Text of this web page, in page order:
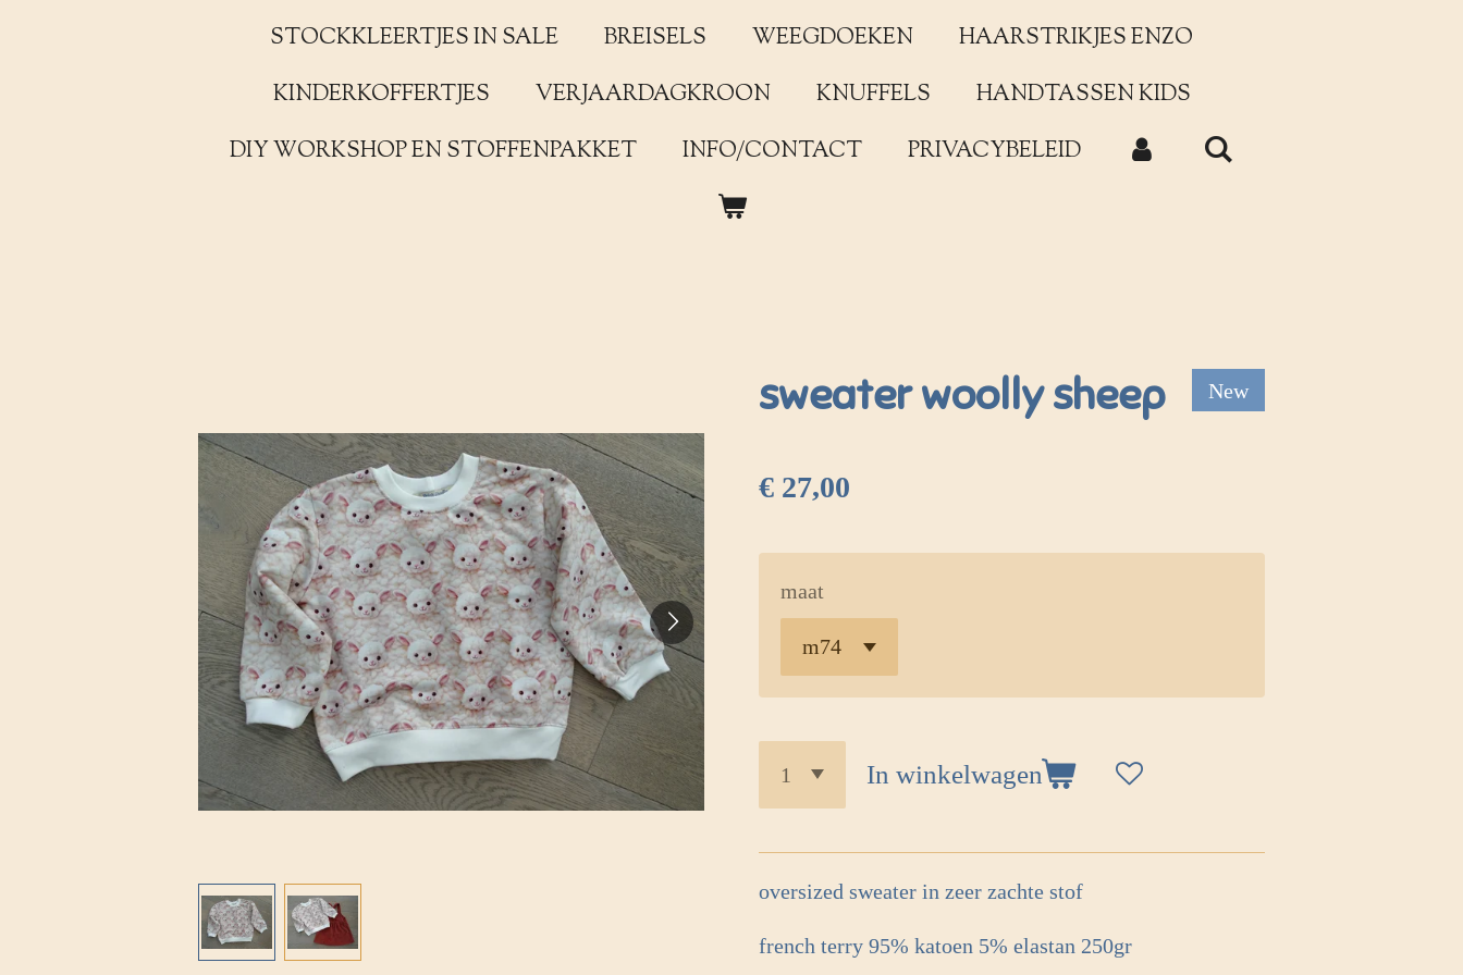
STOCKKLEERTJES IN SALE
BREISELS WEEGDOEKEN
HAARSTRIKJES ENZO
KINDERKOFFERTJES
VERJAARDAGKROON KNUFFELS
HANDTASSEN KIDS
DIY WORKSHOP EN STOFFENPAKKET
INFO/CONTACT PRIVACYBELEID
sweater woolly sheep New
€ 27,00
maat
In winkelwagen
oversized sweater in zeer zachte stof
french terry 95% katoen 5% elastan 250gr